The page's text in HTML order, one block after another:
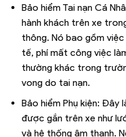
Bảo hiểm Tai nạn Cá
hành khách trên xe
thông. Nó bao gồm
tế, phí mất công việc
thường khác trong
vong do tai nạn.
Bảo hiểm Phụ kiện: Đây
được gắn trên xe như
và hệ thống âm thanh.